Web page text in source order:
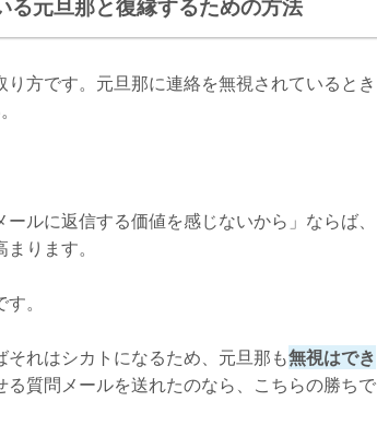
る元旦那と復縁するための方法
方です。元旦那に連絡を無視されているとき
ルに返信する価値を感じないから」ならば、
ります。
す。
れはシカトになるため、元旦那も無視はでき
質問メールを送れたのなら、こちらの勝ちで